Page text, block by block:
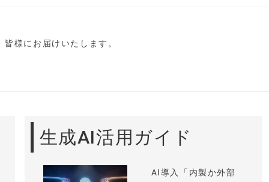
様にお届けいたします。
生成AI活用ガイド
AI導入「内製か外部